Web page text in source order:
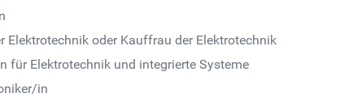
Elektrotechnik oder Kauffrau der Elektrotechnik
für Elektrotechnik und integrierte Systeme
in